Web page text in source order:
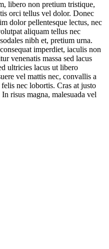
libero non pretium tristique,
orci tellus vel dolor. Donec
dolor pellentesque lectus, nec
aliquam tellus nec
nibh et, pretium urna.
imperdiet, iaculis non
venenatis massa sed lacus
ultricies lacus ut libero
vel mattis nec, convallis a
nec lobortis. Cras at justo
risus magna, malesuada vel